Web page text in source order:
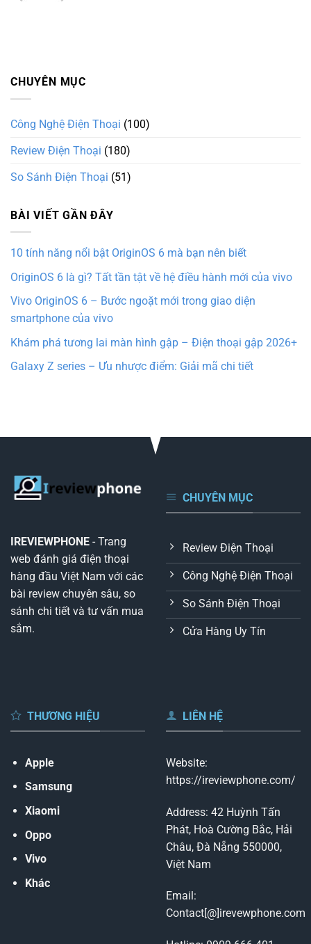
CHUYÊN MỤC
Công Nghệ Điện Thoại (100)
Review Điện Thoại (180)
So Sánh Điện Thoại (51)
BÀI VIẾT GẦN ĐÂY
10 tính năng nổi bật OriginOS 6 mà bạn nên biết
OriginOS 6 là gì? Tất tần tật về hệ điều hành mới của vivo
Vivo OriginOS 6 – Bước ngoặt mới trong giao diện
smartphone của vivo
Khám phá tương lai màn hình gập – Điện thoại gập 2026+
Galaxy Z series – Ưu nhược điểm: Giải mã chi tiết
IREVIEWPHONE - Trang
web đánh giá điện thoại
hàng đầu Việt Nam với các
bài review chuyên sâu, so
sánh chi tiết và tư vấn mua
sắm.
CHUYÊN MỤC
Review Điện Thoại
Công Nghệ Điện Thoại
So Sánh Điện Thoại
Cửa Hàng Uy Tín
THƯƠNG HIỆU
Apple
Samsung
Xiaomi
Oppo
Vivo
Khác
LIÊN HỆ
Website:
https://ireviewphone.com/
Address: 42 Huỳnh Tấn
Phát, Hoà Cường Bắc, Hải
Châu, Đà Nẵng 550000,
Việt Nam
Email:
Contact[@]irevewphone.com